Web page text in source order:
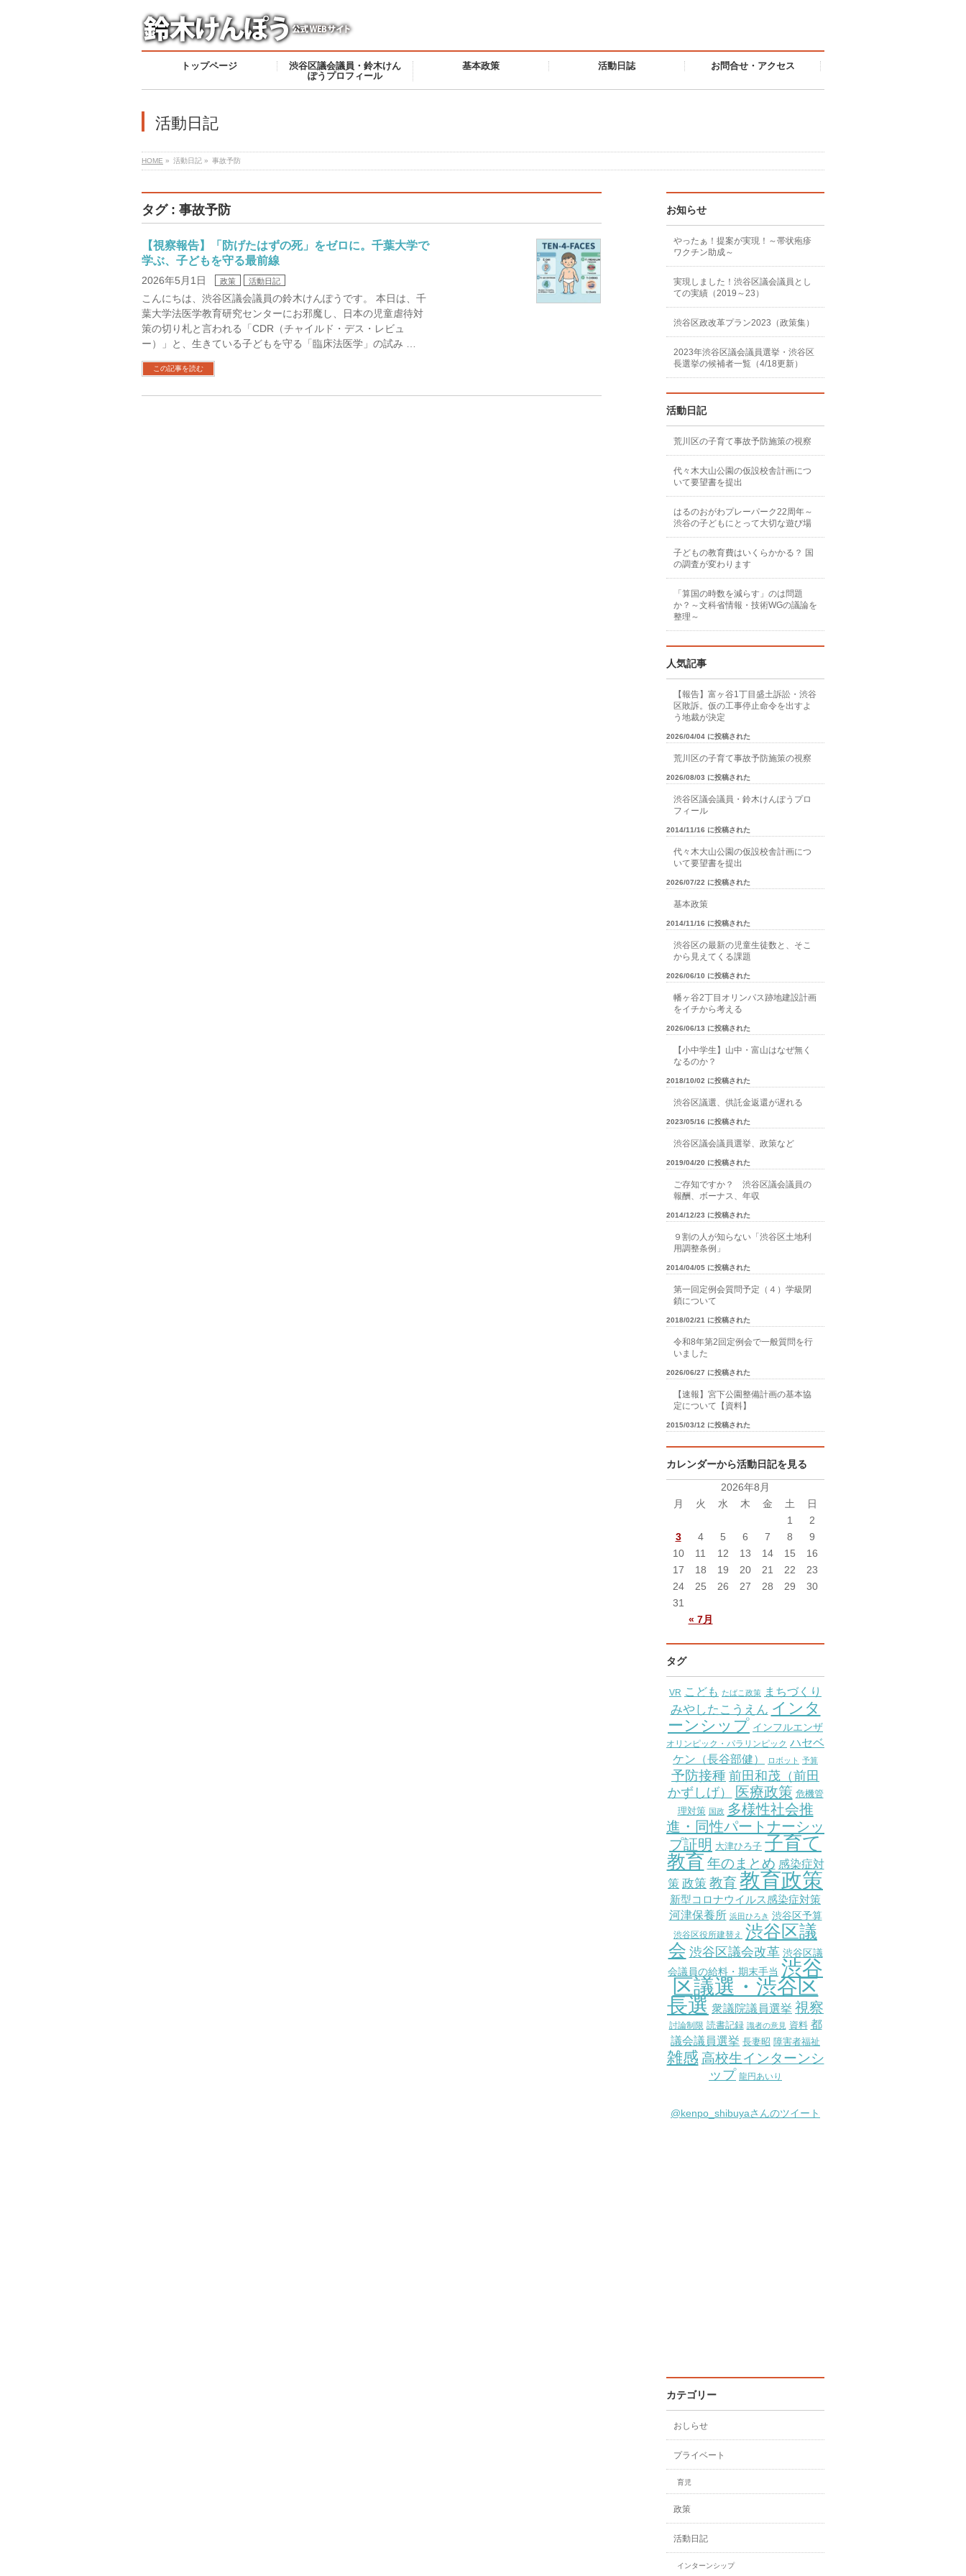
トップページ
渋谷区議会議員・鈴木けん
ぽうプロフィール
基本政策 活動日誌 お問合せ・アクセス
活動日記
HOME » 活動日記 » 事故予防
タグ : 事故予防
【視察報告】「防げたはずの死」をゼロに。千葉大学で
学ぶ、子どもを守る最前線
2026年5月1日 政策 活動日記
こんにちは、渋谷区議会議員の鈴木けんぽうです。 本日は、千
葉大学法医学教育研究センターにお邪魔し、日本の児童虐待対
策の切り札と言われる「CDR（チャイルド・デス・レビュ
ー）」と、生きている子どもを守る「臨床法医学」の試み …
この記事を読む
お知らせ
やったぁ！提案が実現！～帯状疱疹
ワクチン助成～
実現しました！渋谷区議会議員とし
ての実績（2019～23）
渋谷区政改革プラン2023（政策集）
2023年渋谷区議会議員選挙・渋谷区
長選挙の候補者一覧（4/18更新）
活動日記
荒川区の子育て事故予防施策の視察
代々木大山公園の仮設校舎計画につ
いて要望書を提出
はるのおがわプレーパーク22周年～
渋谷の子どもにとって大切な遊び場
子どもの教育費はいくらかかる？ 国
の調査が変わります
「算国の時数を減らす」のは問題
か？～文科省情報・技術WGの議論を
整理～
人気記事
【報告】富ヶ谷1丁目盛土訴訟・渋谷
区敗訴。仮の工事停止命令を出すよ
う地裁が決定
2026/04/04 に投稿された
荒川区の子育て事故予防施策の視察
2026/08/03 に投稿された
渋谷区議会議員・鈴木けんぽうプロ
フィール
2014/11/16 に投稿された
代々木大山公園の仮設校舎計画につ
いて要望書を提出
2026/07/22 に投稿された
基本政策
2014/11/16 に投稿された
渋谷区の最新の児童生徒数と、そこ
から見えてくる課題
2026/06/10 に投稿された
幡ヶ谷2丁目オリンパス跡地建設計画
をイチから考える
2026/06/13 に投稿された
【小中学生】山中・富山はなぜ無く
なるのか？
2018/10/02 に投稿された
渋谷区議選、供託金返還が遅れる
2023/05/16 に投稿された
渋谷区議会議員選挙、政策など
2019/04/20 に投稿された
ご存知ですか？ 渋谷区議会議員の
報酬、ボーナス、年収
2014/12/23 に投稿された
９割の人が知らない「渋谷区土地利
用調整条例」
2014/04/05 に投稿された
第一回定例会質問予定（４）学級閉
鎖について
2018/02/21 に投稿された
令和8年第2回定例会で一般質問を行
いました
2026/06/27 に投稿された
【速報】宮下公園整備計画の基本協
定について【資料】
2015/03/12 に投稿された
カレンダーから活動日記を見る
2026年8月
月
火 水 木 金 土 日
« 7月
1
2
3
4 5 6 7 8
9
10
11 12 13 14 15
16
17
18 19 20 21 22
23
24
25 26 27 28 29
30
31
タグ
VR こども たばこ政策 まちづくり
みやしたこうえん インタ
ーンシップ インフルエンザ
オリンピック・パラリンピック ハセベ
ケン（長谷部健）
ロボット 予算
予防接種 前田和茂（前田
かずしげ）
医療政策 危機管
理対策 国政 多様性社会推
進・同性パートナーシッ
プ証明 大津ひろ子 子育て
教育 年のまとめ 感染症対
策 政策 教育教育政策
新型コロナウイルス感染症対策
河津保養所 浜田ひろき 渋谷区予算
渋谷区役所建替え 渋谷区議
会 渋谷区議会改革 渋谷区議
会議員の給料・期末手当 渋谷
区議選・渋谷区
長選 衆議院議員選挙 視察
討論制限 読書記録 識者の意見 資料 都
議会議員選挙 長妻昭 障害者福祉
雑感 高校生インターンシ
ップ 龍円あいり
@kenpo_shibuyaさんのツイート
カテゴリー
おしらせ
プライベート
育児
政策
活動日記
インターンシップ